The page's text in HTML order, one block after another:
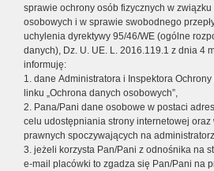
sprawie ochrony osób fizycznych w
osobowych i w sprawie swobodnego
uchylenia dyrektywy 95/46/WE (ogólne
danych), Dz. U. UE. L. 2016.119.1 z dnia 4
informuję:
1. dane Administratora i Inspektora
linku „Ochrona danych osobowych”,
2. Pana/Pani dane osobowe w postaci
celu udostępniania strony internetowej oraz
prawnych spoczywających na
3. jeżeli korzysta Pan/Pani z odnośnika na
e-mail placówki to zgadza się Pan/Pani na